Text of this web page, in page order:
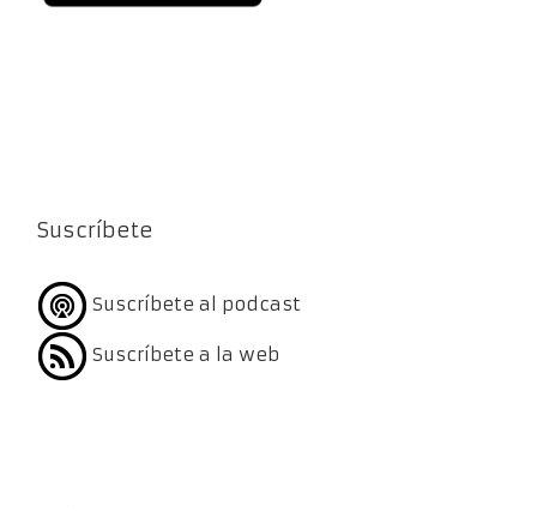
Suscríbete
Suscríbete al podcast
Suscríbete a la web